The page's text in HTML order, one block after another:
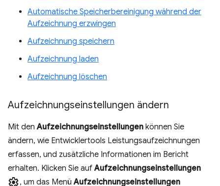
Automatische Speicherbereinigung während der
Aufzeichnung erzwingen
Aufzeichnung speichern
Aufzeichnung laden
Aufzeichnung löschen
Aufzeichnungseinstellungen ändern
Mit denAufzeichnungseinstellungen können Sie
ändern, wie Entwicklertools Leistungsaufzeichnungen
erfassen, und zusätzliche Informationen im Bericht
erhalten. Klicken Sie aufAufzeichnungseinstellungen
settings, um das MenüAufzeichnungseinstellungen